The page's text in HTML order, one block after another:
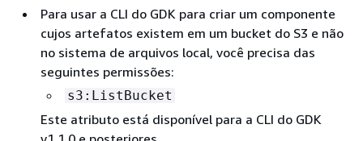
Para usar a CLI do GDK para criar um componente
cujos artefatos existem em um bucket do S3 e não
no sistema de arquivos local, você precisa das
seguintes permissões:
s3:ListBucket
Este atributo está disponível para a CLI do GDK